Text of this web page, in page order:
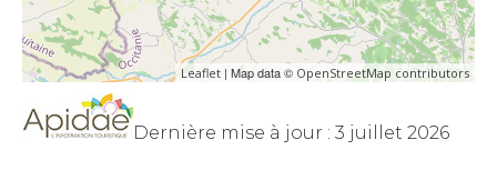
Leaflet | Map data © OpenStreetMap contributors
Dernière mise à jour : 3 juillet 2026